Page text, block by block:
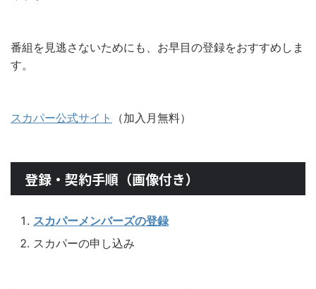
番組を見逃さないためにも、お早目の登録をおすすめしま
す。
スカパー公式サイト （加入月無料）
登録・契約手順（画像付き）
スカパーメンバーズの登録
スカパーの申し込み